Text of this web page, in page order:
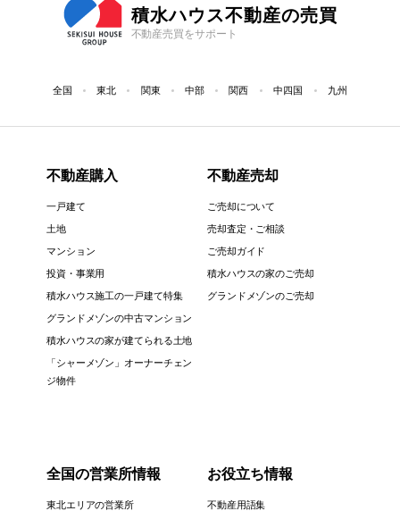
積水ハウス不動産の売買
不動産売買をサポート
全国 東北 関東 中部 関西 中四国 九州
不動産購入
一戸建て
土地
マンション
投資・事業用
積水ハウス施工の一戸建て特集
グランドメゾンの中古マンション
積水ハウスの家が建てられる土地
「シャーメゾン」オーナーチェン
ジ物件
不動産売却
ご売却について
売却査定・ご相談
ご売却ガイド
積水ハウスの家のご売却
グランドメゾンのご売却
全国の営業所情報
東北エリアの営業所
お役立ち情報
不動産用語集